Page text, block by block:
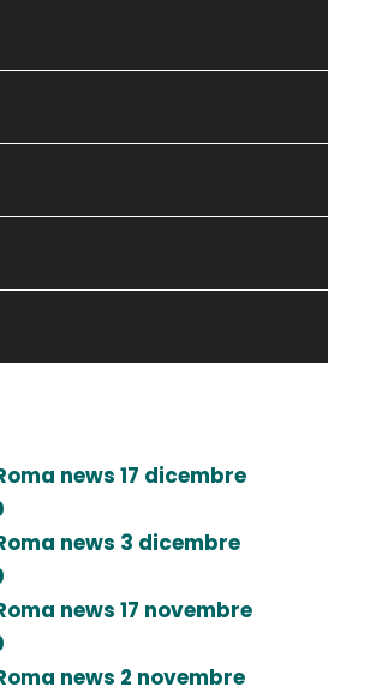
news 17 dicembre
news 3 dicembre
news 17 novembre
news 2 novembre